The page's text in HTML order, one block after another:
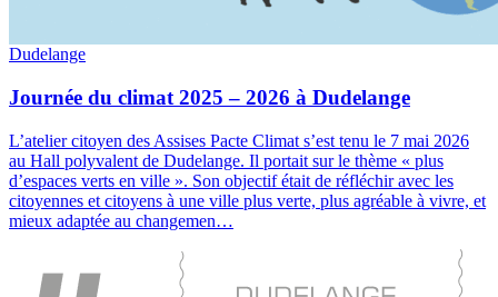
Dudelange
Journée du climat 2025 – 2026 à Dudelange
L’atelier citoyen des Assises Pacte Climat s’est tenu le 7 mai 2026
au Hall polyvalent de Dudelange. Il portait sur le thème « plus
d’espaces verts en ville ». Son objectif était de réfléchir avec les
citoyennes et citoyens à une ville plus verte, plus agréable à vivre, et
mieux adaptée au changemen…